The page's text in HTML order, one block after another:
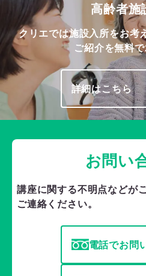
高齢者施
クリエでは施設入所をお考
ご紹介を無料
詳細はこちら
お問い
講座に関する不明点などが
ご連絡ください。
電話でお問